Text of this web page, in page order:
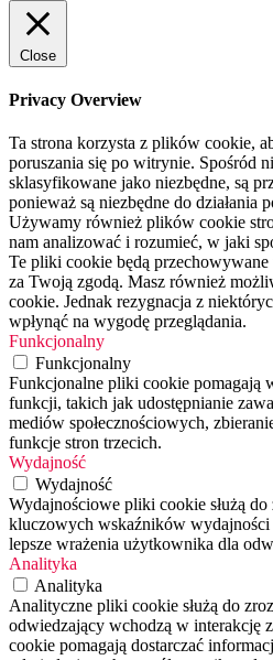
Close
Privacy Overview
Ta strona korzysta z plików cookie,
poruszania się po witrynie. Spośród
sklasyfikowane jako niezbędne, są
ponieważ są niezbędne do
Używamy również plików cookie
nam analizować i rozumieć, w jaki
Te pliki cookie będą
za Twoją zgodą. Masz również
cookie. Jednak rezygnacja z
wpłynąć na wygodę przeglądania.
Funkcjonalny
Funkcjonalny
Funkcjonalne pliki cookie pomagają
funkcji, takich jak udostępnianie
mediów społecznościowych,
funkcje stron trzecich.
Wydajność
Wydajność
Wydajnościowe pliki cookie służą
kluczowych wskaźników
lepsze wrażenia użytkownika dla
Analityka
Analityka
Analityczne pliki cookie służą do
odwiedzający wchodzą w interakcję
cookie pomagają dostarczać